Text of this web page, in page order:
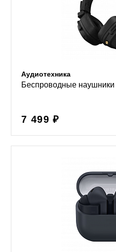
Аудиотехника
Беспроводные
7 499 ₽